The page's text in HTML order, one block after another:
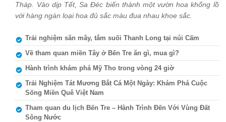
Tháp. Vào dịp Tết, Sa Đéc biến thành một vườn hoa khổng lồ
với hàng ngàn loại hoa đủ sắc màu đua nhau khoe sắc.
Trải nghiệm săn mây, tắm suối Thanh Long tại núi Cấm
Về tham quan miền Tây ở Bến Tre ăn gì, mua gì?
Hành trình khám phá Mỹ Tho trong vòng 24 giờ
Trải Nghiệm Tát Mương Bắt Cá Một Ngày: Khám Phá Cuộc
Sống Miền Quê Việt Nam
Tham quan du lịch Bến Tre – Hành Trình Đến Với Vùng Đất
Sông Nước